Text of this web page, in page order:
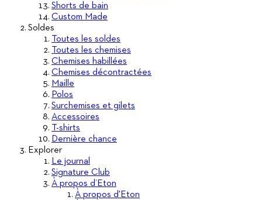
Shorts de bain
Custom Made
Soldes
Toutes les soldes
Toutes les chemises
Chemises habillées
Chemises décontractées
Maille
Polos
Surchemises et gilets
Accessoires
T-shirts
Dernière chance
Explorer
Le journal
Signature Club
À propos d’Eton
À propos d'Eton